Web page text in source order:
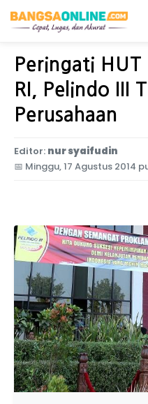
Home Jawa Timur
Peringati
RI, Pelindo III
Perusahaan
Editor: nur syaifudin
📅 Minggu, 17 Agustus 2014